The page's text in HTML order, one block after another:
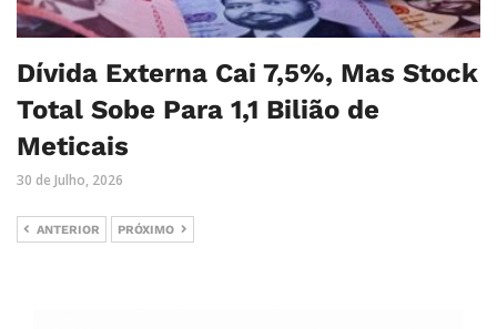
Dívida Externa Cai 7,5%, Mas Stock
Total Sobe Para 1,1 Bilião de
Meticais
30 de Julho, 2026
ANTERIOR PRÓXIMO